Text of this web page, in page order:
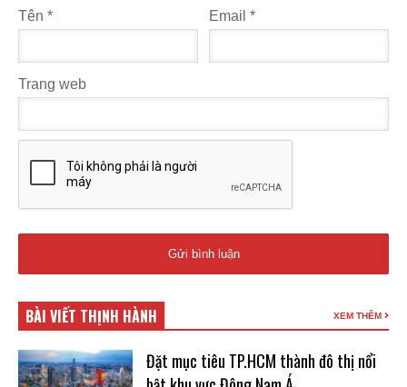
Tên * Email*
Trang web
BÀI VIẾT THỊNH HÀNH XEM THÊM
Đặt mục tiêu TP.HCM thành đô thị nổi